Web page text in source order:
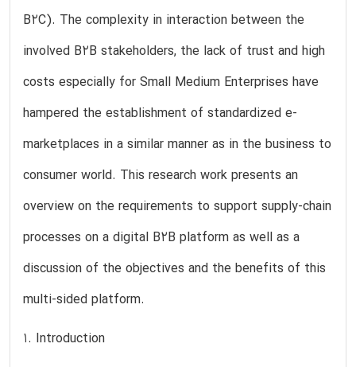
B2C). The complexity in interaction between the
involved B2B stakeholders, the lack of trust and high
costs especially for Small Medium Enterprises have
hampered the establishment of standardized e-
marketplaces in a similar manner as in the business to
consumer world. This research work presents an
overview on the requirements to support supply-chain
processes on a digital B2B platform as well as a
discussion of the objectives and the benefits of this
multi-sided platform.
1. Introduction